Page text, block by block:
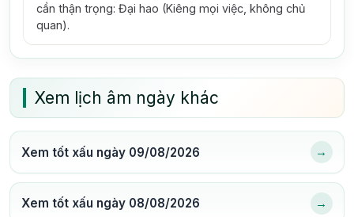
cần thận trọng: Đại hao (Kiêng mọi việc, không chủ
quan).
Xem lịch âm ngày khác
Xem tốt xấu ngày 09/08/2026 →
Xem tốt xấu ngày 08/08/2026 →